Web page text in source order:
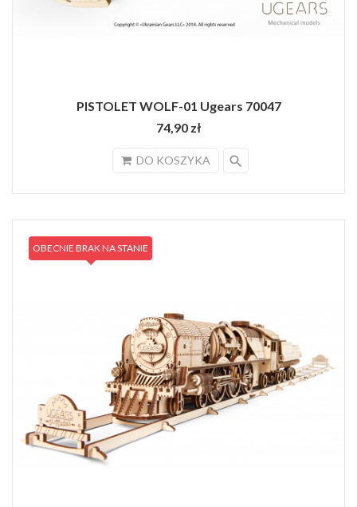
PISTOLET WOLF-01 Ugears 70047
74,90 zł
DO KOSZYKA search
OBECNIE BRAK NA STANIE